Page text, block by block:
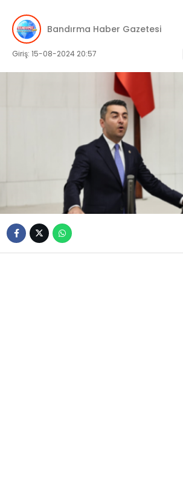
Bandırma Haber Gazetesi
Giriş: 15-08-2024 20:57